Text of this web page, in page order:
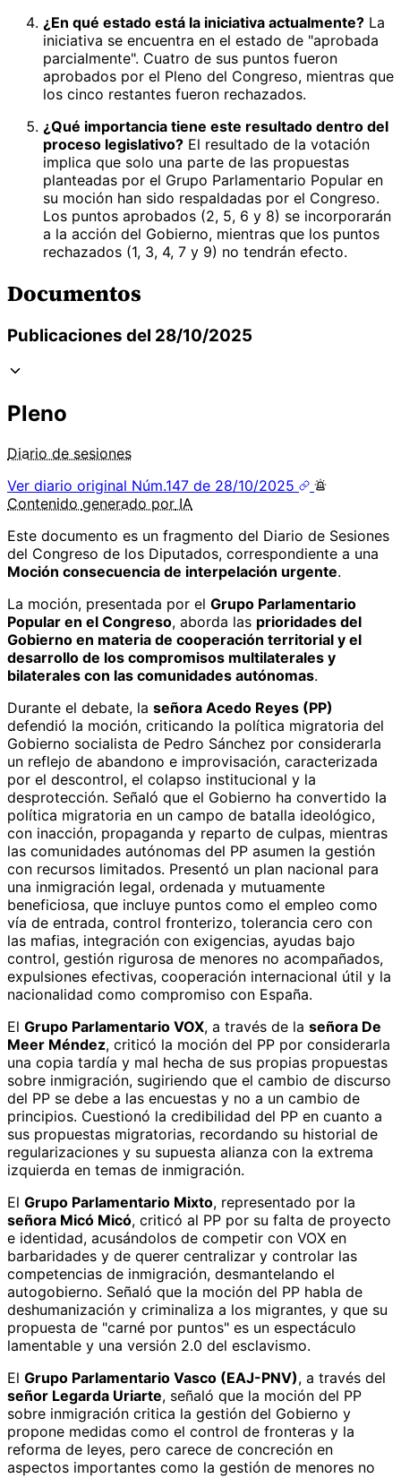
¿En qué estado está la iniciativa actualmente? La
iniciativa se encuentra en el estado de "aprobada
parcialmente". Cuatro de sus puntos fueron
aprobados por el Pleno del Congreso, mientras que
los cinco restantes fueron rechazados.
¿Qué importancia tiene este resultado dentro del
proceso legislativo? El resultado de la votación
implica que solo una parte de las propuestas
planteadas por el Grupo Parlamentario Popular en
su moción han sido respaldadas por el Congreso.
Los puntos aprobados (2, 5, 6 y 8) se incorporarán
a la acción del Gobierno, mientras que los puntos
rechazados (1, 3, 4, 7 y 9) no tendrán efecto.
Documentos
Publicaciones del 28/10/2025
Pleno
Diario de sesiones
Ver diario original Núm.147 de 28/10/2025
Contenido generado por IA
Este documento es un fragmento del Diario de Sesiones
del Congreso de los Diputados, correspondiente a una
Moción consecuencia de interpelación urgente.
La moción, presentada por el Grupo Parlamentario
Popular en el Congreso, aborda las prioridades del
Gobierno en materia de cooperación territorial y el
desarrollo de los compromisos multilaterales y
bilaterales con las comunidades autónomas.
Durante el debate, la señora Acedo Reyes (PP)
defendió la moción, criticando la política migratoria del
Gobierno socialista de Pedro Sánchez por considerarla
un reflejo de abandono e improvisación, caracterizada
por el descontrol, el colapso institucional y la
desprotección. Señaló que el Gobierno ha convertido la
política migratoria en un campo de batalla ideológico,
con inacción, propaganda y reparto de culpas, mientras
las comunidades autónomas del PP asumen la gestión
con recursos limitados. Presentó un plan nacional para
una inmigración legal, ordenada y mutuamente
beneficiosa, que incluye puntos como el empleo como
vía de entrada, control fronterizo, tolerancia cero con
las mafias, integración con exigencias, ayudas bajo
control, gestión rigurosa de menores no acompañados,
expulsiones efectivas, cooperación internacional útil y la
nacionalidad como compromiso con España.
El Grupo Parlamentario VOX, a través de la señora De
Meer Méndez, criticó la moción del PP por considerarla
una copia tardía y mal hecha de sus propias propuestas
sobre inmigración, sugiriendo que el cambio de discurso
del PP se debe a las encuestas y no a un cambio de
principios. Cuestionó la credibilidad del PP en cuanto a
sus propuestas migratorias, recordando su historial de
regularizaciones y su supuesta alianza con la extrema
izquierda en temas de inmigración.
El Grupo Parlamentario Mixto, representado por la
señora Micó Micó, criticó al PP por su falta de proyecto
e identidad, acusándolos de competir con VOX en
barbaridades y de querer centralizar y controlar las
competencias de inmigración, desmantelando el
autogobierno. Señaló que la moción del PP habla de
deshumanización y criminaliza a los migrantes, y que su
propuesta de "carné por puntos" es un espectáculo
lamentable y una versión 2.0 del esclavismo.
El Grupo Parlamentario Vasco (EAJ-PNV), a través del
señor Legarda Uriarte, señaló que la moción del PP
sobre inmigración critica la gestión del Gobierno y
propone medidas como el control de fronteras y la
reforma de leyes, pero carece de concreción en
aspectos importantes como la gestión de menores no